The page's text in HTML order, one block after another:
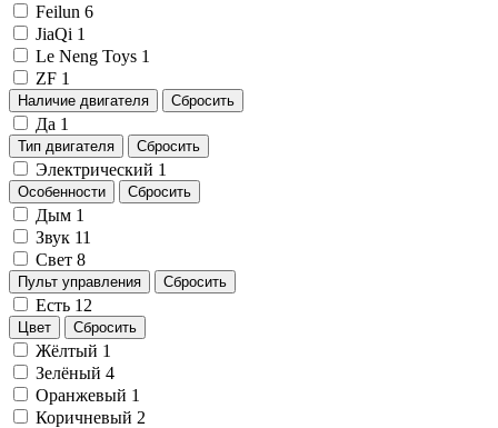
Feilun 6
JiaQi 1
Le Neng Toys 1
ZF 1
Наличие двигателя Сбросить
Да 1
Тип двигателя Сбросить
Электрический 1
Особенности Сбросить
Дым 1
Звук 11
Свет 8
Пульт управления Сбросить
Есть 12
Цвет Сбросить
Жёлтый 1
Зелёный 4
Оранжевый 1
Коричневый 2